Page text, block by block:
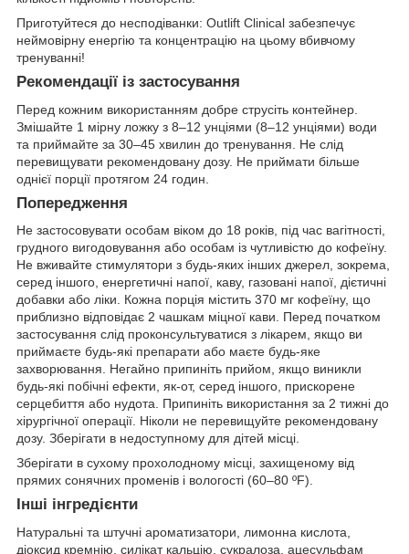
Приготуйтеся до несподіванки: Outlift Clinical забезпечує
неймовірну енергію та концентрацію на цьому вбивчому
тренуванні!
Рекомендації із застосування
Перед кожним використанням добре струсіть контейнер.
Змішайте 1 мірну ложку з 8–12 унціями (8–12 унціями) води
та приймайте за 30–45 хвилин до тренування. Не слід
перевищувати рекомендовану дозу. Не приймати більше
однієї порції протягом 24 годин.
Попередження
Не застосовувати особам віком до 18 років, під час вагітності,
грудного вигодовування або особам із чутливістю до кофеїну.
Не вживайте стимулятори з будь-яких інших джерел, зокрема,
серед іншого, енергетичні напої, каву, газовані напої, дієтичні
добавки або ліки. Кожна порція містить 370 мг кофеїну, що
приблизно відповідає 2 чашкам міцної кави. Перед початком
застосування слід проконсультуватися з лікарем, якщо ви
приймаєте будь-які препарати або маєте будь-яке
захворювання. Негайно припиніть прийом, якщо виникли
будь-які побічні ефекти, як-от, серед іншого, прискорене
серцебиття або нудота. Припиніть використання за 2 тижні до
хірургічної операції. Ніколи не перевищуйте рекомендовану
дозу. Зберігати в недоступному для дітей місці.
Зберігати в сухому прохолодному місці, захищеному від
прямих сонячних променів і вологості (60–80 ºF).
Інші інгредієнти
Натуральні та штучні ароматизатори, лимонна кислота,
діоксид кремнію, силікат кальцію, сукралоза, ацесульфам